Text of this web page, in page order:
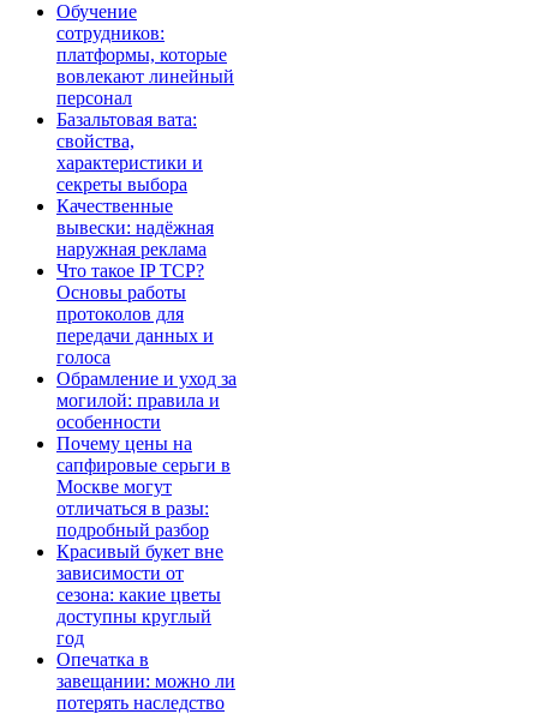
Обучение
сотрудников:
платформы, которые
вовлекают линейный
персонал
Базальтовая вата:
свойства,
характеристики и
секреты выбора
Качественные
вывески: надёжная
наружная реклама
Что такое IP TCP?
Основы работы
протоколов для
передачи данных и
голоса
Обрамление и уход за
могилой: правила и
особенности
Почему цены на
сапфировые серьги в
Москве могут
отличаться в разы:
подробный разбор
Красивый букет вне
зависимости от
сезона: какие цветы
доступны круглый
год
Опечатка в
завещании: можно ли
потерять наследство